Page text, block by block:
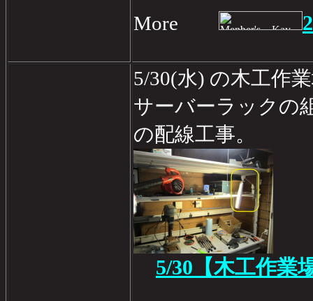
More
5/30(水) の木工作
サーバーラックの
の配線工事。
5/30【木工作業